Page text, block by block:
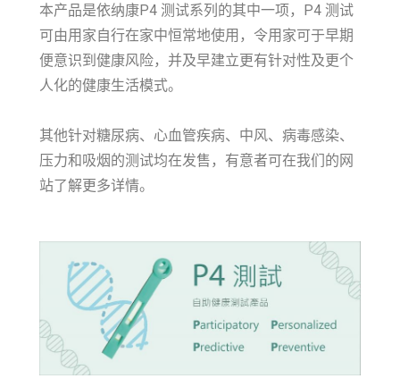
本产品是依纳康P4 测试系列的其中一项，P4 测试
可由用家自行在家中恒常地使用，令用家可于早期
便意识到健康风险，并及早建立更有针对性及更个
人化的健康生活模式。
其他针对糖尿病、心血管疾病、中风、病毒感染、
压力和吸烟的测试均在发售，有意者可在我们的网
站了解更多详情。